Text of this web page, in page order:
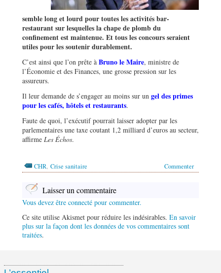
semble long et lourd pour toutes les activités bar-
restaurant sur lesquelles la chape de plomb du
confinement est maintenue. Et tous les concours seraient
utiles pour les soutenir durablement.
C’est ainsi que l’on prête à Bruno le Maire, ministre de
l’Économie et des Finances, une grosse pression sur les
assureurs.
Il leur demande de s’engager au moins sur un gel des primes
pour les cafés, hôtels et restaurants.
Faute de quoi, l’exécutif pourrait laisser adopter par les
parlementaires une taxe coutant 1,2 milliard d’euros au secteur,
affirme Les Échos.
Commenter
CHR, Crise sanitaire
Laisser un commentaire
Vous devez être connecté pour commenter.
Ce site utilise Akismet pour réduire les indésirables. En savoir
plus sur la façon dont les données de vos commentaires sont
traitées.